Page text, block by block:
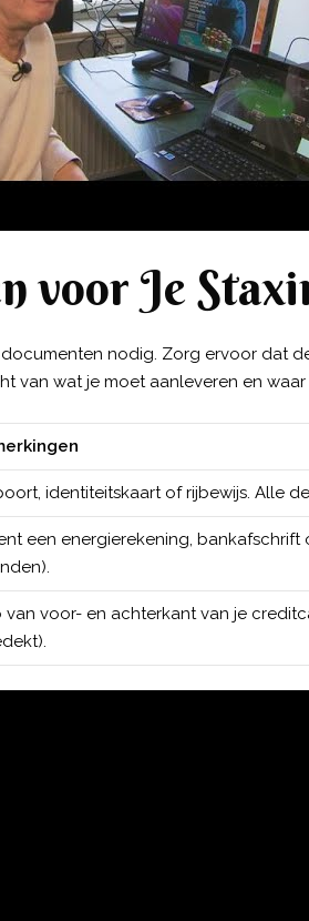
voor Je
nodig. Zorg ervoor dat
van wat je moet aanleveren en waar
identiteitskaart of rijbewijs. Alle
een energierekening, bankafschrift
van voor- en achterkant van je